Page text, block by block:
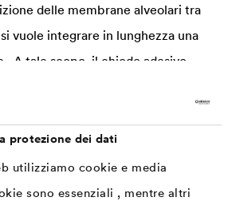
protezione dei dati
utilizziamo cookie e media
sono essenziali , mentre altri
delle membrane alveolari tra
vuole integrare in lunghezza una
. A tale scopo, il chiodo adesivo
chiodo adesivo garantisce una